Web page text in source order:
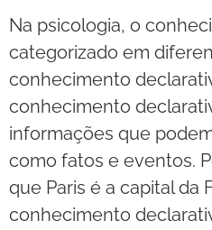
Na psicologia, o
categorizado em
conhecimento
conhecimento
informações que
como fatos e eventos.
que Paris é a capital da
conhecimento